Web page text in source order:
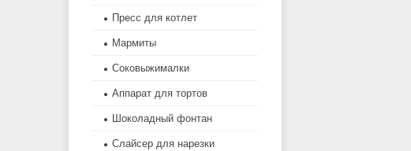
Пресс для котлет
Мармиты
Соковыжималки
Аппарат для тортов
Шоколадный фонтан
Слайсер для нарезки